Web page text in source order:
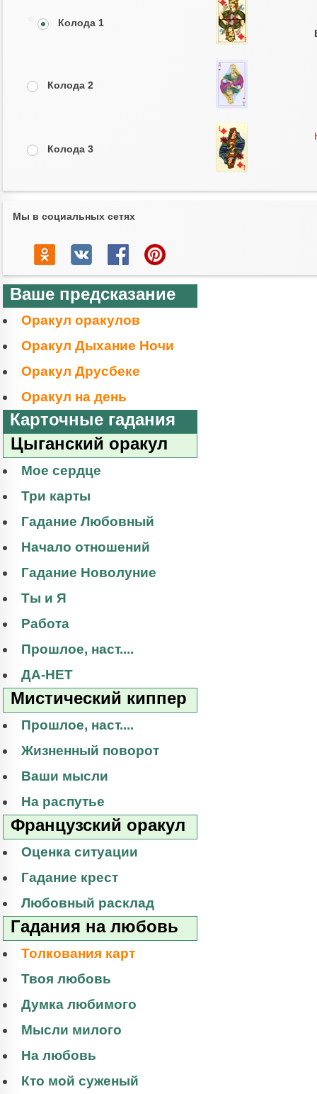
Колода 1
Колода 2
Колода 3
Мы в социальных сетях
Ваше предсказание
Оракул оракулов
Оракул Дыхание Ночи
Оракул Друсбеке
Оракул на день
Карточные гадания
Цыганский оракул
Мое сердце
Три карты
Гадание Любовный
Начало отношений
Гадание Новолуние
Ты и Я
Работа
Прошлое, наст....
ДА-НЕТ
Мистический киппер
Прошлое, наст....
Жизненный поворот
Ваши мысли
На распутье
Французский оракул
Оценка ситуации
Гадание крест
Любовный расклад
Гадания на любовь
Толкования карт
Твоя любовь
Думка любимого
Мысли милого
На любовь
Кто мой суженый